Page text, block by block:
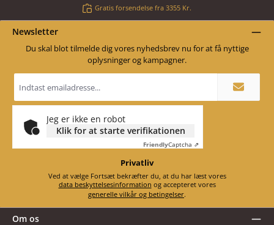
Gratis forsendelse fra 3355 Kr.
Newsletter
Du skal blot tilmelde dig vores nyhedsbrev nu for at få nyttige
oplysninger og kampagner.
adresse
*
Jeg er ikke en robot
Klik for at starte verifikationen
FriendlyCaptcha ⇗
Privatliv
Ved at vælge Fortsæt bekræfter du, at du har læst vores
data beskyttelsesinformation
og accepteret vores
generelle vilkår og betingelser.
Om os